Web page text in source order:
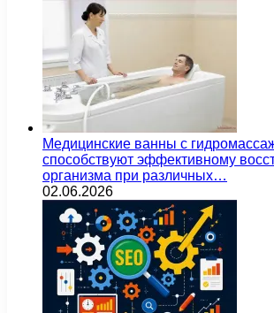
Медицинские ванны с
способствуют эффективному
организма при различных…
02.06.2026